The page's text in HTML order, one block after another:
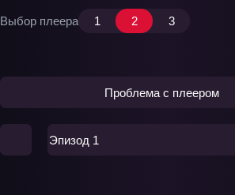
Выбор плеера 1 2 3
Проблема с плеером
Эпизод 1